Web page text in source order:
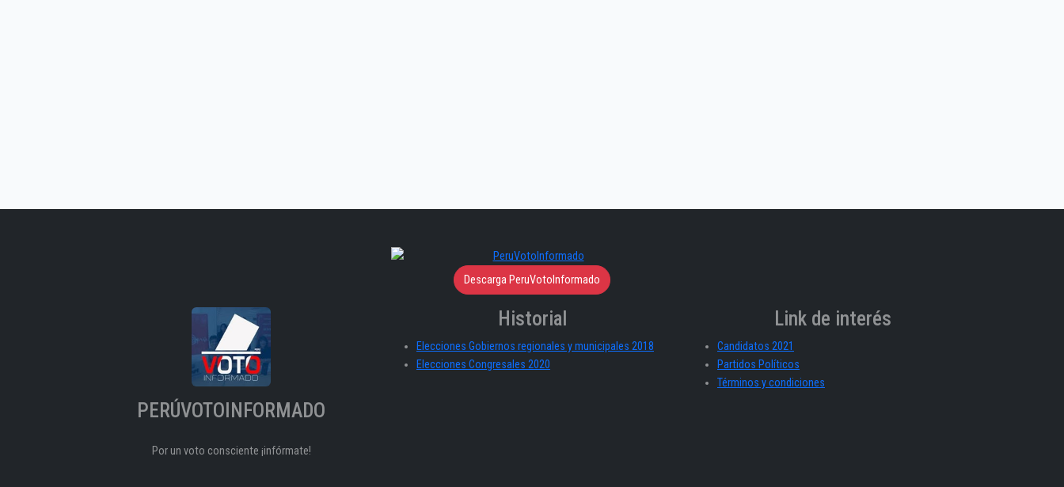
Descarga PeruVotoInformado
PERÚVOTOINFORMADO
Por un voto consciente ¡infórmate!
Historial
Elecciones Gobiernos regionales y municipales 2018
Elecciones Congresales 2020
Link de interés
Candidatos 2021
Partidos Políticos
Términos y condiciones